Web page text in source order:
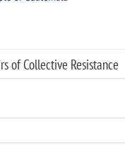
of Collective Resistance